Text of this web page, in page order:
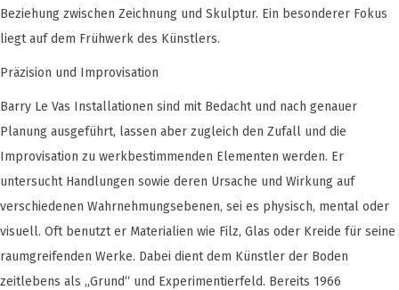
Beziehung zwischen Zeichnung und Skulptur. Ein besonderer Fokus
liegt auf dem Frühwerk des Künstlers.
Präzision und Improvisation
Barry Le Vas Installationen sind mit Bedacht und nach genauer
Planung ausgeführt, lassen aber zugleich den Zufall und die
Improvisation zu werkbestimmenden Elementen werden. Er
untersucht Handlungen sowie deren Ursache und Wirkung auf
verschiedenen Wahrnehmungsebenen, sei es physisch, mental oder
visuell. Oft benutzt er Materialien wie Filz, Glas oder Kreide für seine
raumgreifenden Werke. Dabei dient dem Künstler der Boden
zeitlebens als „Grund“ und Experimentierfeld. Bereits 1966